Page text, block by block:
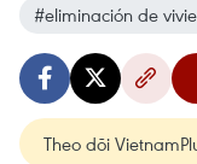
#eliminación de
Theo dõi